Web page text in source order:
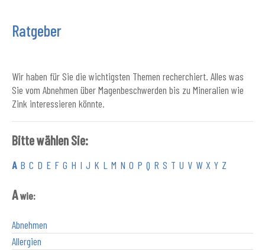
Ratgeber
Wir haben für Sie die wichtigsten Themen recherchiert. Alles was
Sie vom Abnehmen über Magenbeschwerden bis zu Mineralien wie
Zink interessieren könnte.
Bitte wählen Sie:
A B C D E F G H I J K L M N O P Q R S T U V W X Y Z
Awie:
Abnehmen
Allergien